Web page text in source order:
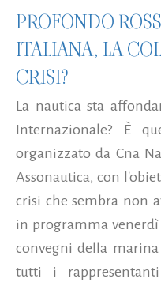
PROFONDO
ITALIANA, LA
CRISI?
La nautica sta
Internazionale? È
organizzato da Cna
Assonautica, con
crisi che sembra non
in programma venerdì
convegni della
tutti i